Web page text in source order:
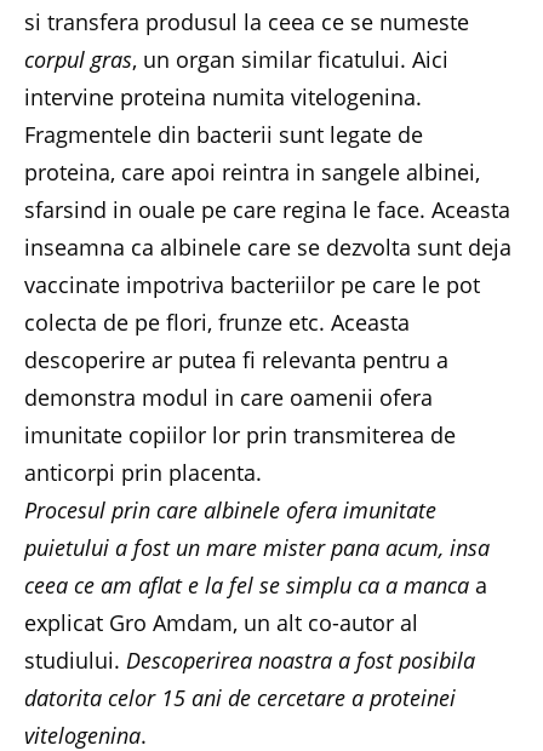
si transfera produsul la ceea ce se numeste
corpul gras, un organ similar ficatului. Aici
intervine proteina numita vitelogenina.
Fragmentele din bacterii sunt legate de
proteina, care apoi reintra in sangele albinei,
sfarsind in ouale pe care regina le face. Aceasta
inseamna ca albinele care se dezvolta sunt deja
vaccinate impotriva bacteriilor pe care le pot
colecta de pe flori, frunze etc. Aceasta
descoperire ar putea fi relevanta pentru a
demonstra modul in care oamenii ofera
imunitate copiilor lor prin transmiterea de
anticorpi prin placenta.
Procesul prin care albinele ofera imunitate
puietului a fost un mare mister pana acum, insa
ceea ce am aflat e la fel se simplu ca a manca a
explicat Gro Amdam, un alt co-autor al
studiului. Descoperirea noastra a fost posibila
datorita celor 15 ani de cercetare a proteinei
vitelogenina.